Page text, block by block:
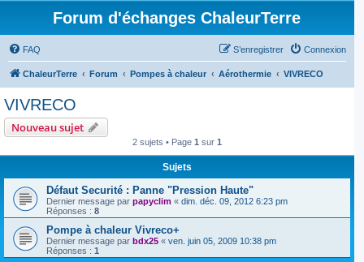
Forum d'échanges ChaleurTerre
FAQ Connexion
S’enregistrer
ChaleurTerre Forum Pompes à chaleur Aérothermie VIVRECO
VIVRECO
Nouveau sujet
2 sujets • Page 1 sur 1
Sujets
Défaut Securité : Panne "Pression Haute"
Dernier message par papyclim « dim. déc. 09, 2012 6:23 pm
Réponses : 8
Pompe à chaleur Vivreco+
Dernier message par bdx25 « ven. juin 05, 2009 10:38 pm
Réponses : 1